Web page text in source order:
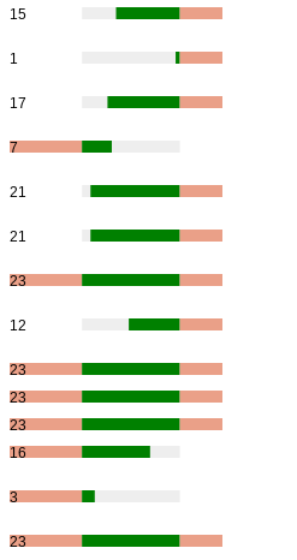
15
1
17
7
21
21
23
12
23
23
23
16
3
23